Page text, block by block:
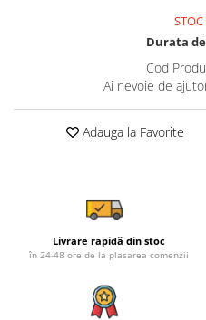
Durata
Cod
Ai nevoie de
Adauga la Favorite
Livrare rapidă din stoc
în 24-48 ore de la plasarea comenzii